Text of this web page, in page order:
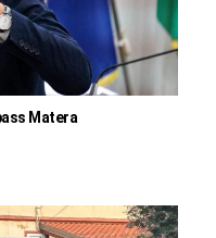
Matera